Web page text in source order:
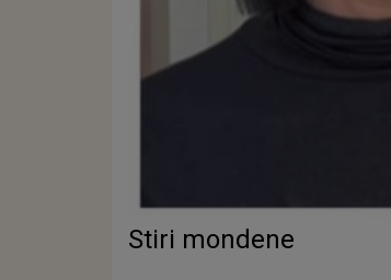
Stiri mondene